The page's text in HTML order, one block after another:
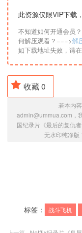
此资源仅限VIP下载
不知道如何开通会员
何解压观看？===>解
如下载地址失效，请
收藏0
若本内
admin@ummua.com，
国纪录片《最后的复仇
无水印纯净版
标签： 战斗飞机